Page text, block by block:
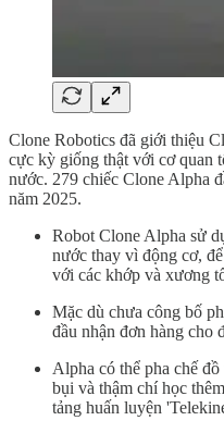
Clone Robotics đã giới thiệu
cực kỳ giống thật với cơ quan
nước. 279 chiếc Clone Alpha
năm 2025.
Robot Clone Alpha sử
nước thay vì động cơ,
với các khớp và xương
Mặc dù chưa công bố
đầu nhận đơn hàng cho
Alpha có thể pha chế
bụi và thậm chí học
tảng huấn luyện